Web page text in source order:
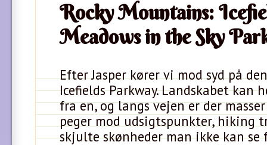
Rocky Mountains:
Meadows in the Sky
Efter Jasper kører vi mod syd på
Icefields Parkway. Landskabet kan
fra en, og langs vejen er der
peger mod udsigtspunkter, hiking
skjulte skønheder man ikke kan se